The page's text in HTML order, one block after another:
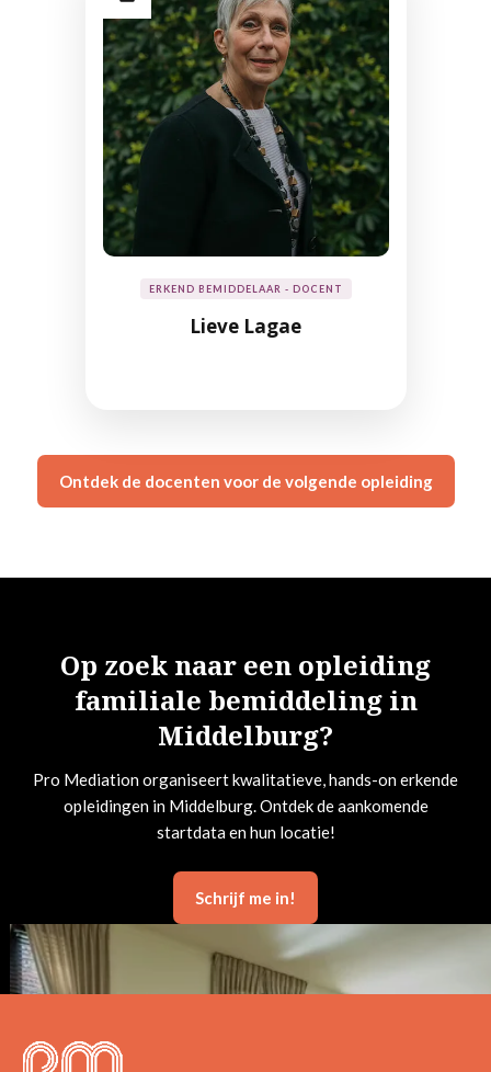
ERKEND BEMIDDELAAR - DOCENT
Lieve Lagae
Ontdek de docenten voor de volgende opleiding
Op zoek naar een opleiding
familiale bemiddeling in
Middelburg?
Pro Mediation organiseert kwalitatieve, hands-on erkende
opleidingen in Middelburg. Ontdek de aankomende
startdata en hun locatie!
Schrijf me in!